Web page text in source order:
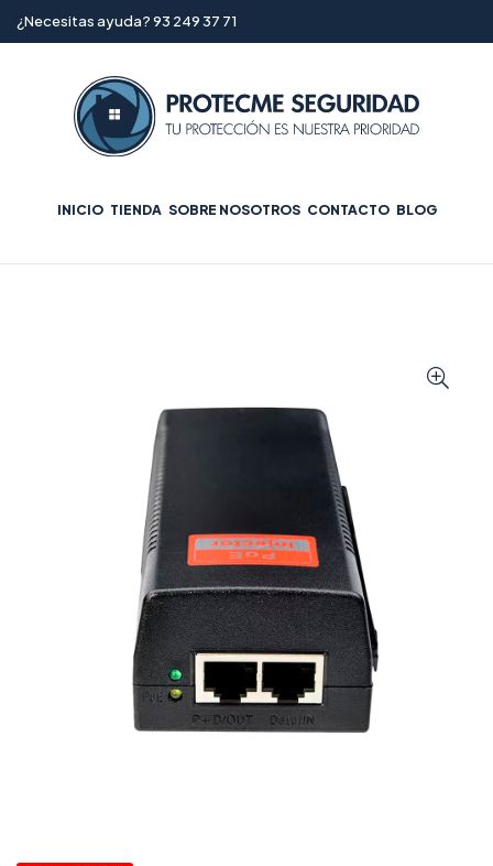
¿Necesitas ayuda? 93 249 37 71
INICIO TIENDA SOBRE NOSOTROS CONTACTO BLOG